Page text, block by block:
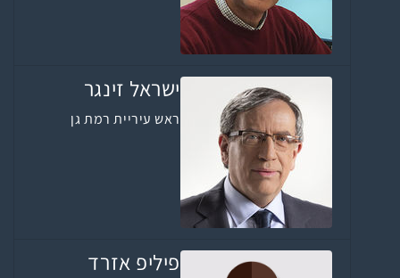
ישראל זינגר
ראש עיריית רמת גן
פיליפ אזרד